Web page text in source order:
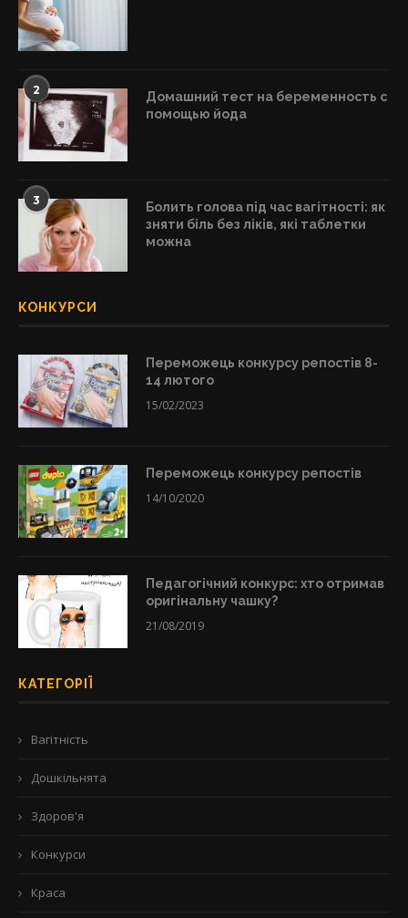
2
Домашний тест на беременность с
помощью йода
3
Болить голова під час вагітності: як
зняти біль без ліків, які таблетки
можна
КОНКУРСИ
Переможець конкурсу репостів 8-
14 лютого
15/02/2023
Переможець конкурсу репостів
14/10/2020
Педагогічний конкурс: хто отримав
оригінальну чашку?
21/08/2019
КАТЕГОРІЇ
Вагітність
Дошкільнята
Здоров'я
Конкурси
Краса